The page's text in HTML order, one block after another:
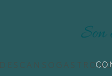
DESCANSO